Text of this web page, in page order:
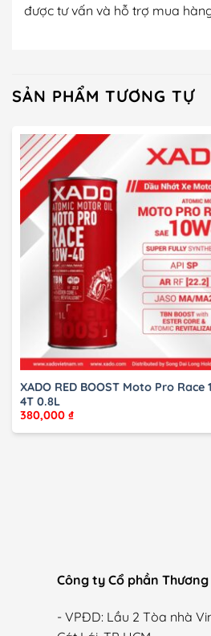
được tư vấn và hỗ trợ mua
SẢN PHẨM TƯƠNG TỰ
XADO RED BOOST Moto Pro Race
4T 0.8L
380,000 ₫
Công ty Cổ phần
- VPĐD: Lầu 2 Tòa nhà